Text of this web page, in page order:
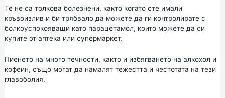
Те не са толкова болезнени, както когато сте имали
кръвоизлив и би трябвало да можете да ги контролирате с
болкоуспокояващи като парацетамол, които можете да си
купите от аптека или супермаркет.
Пиенето на много течности, както и избягването на алкохол и
кофеин, също могат да намалят тежестта и честотата на тези
главоболия.